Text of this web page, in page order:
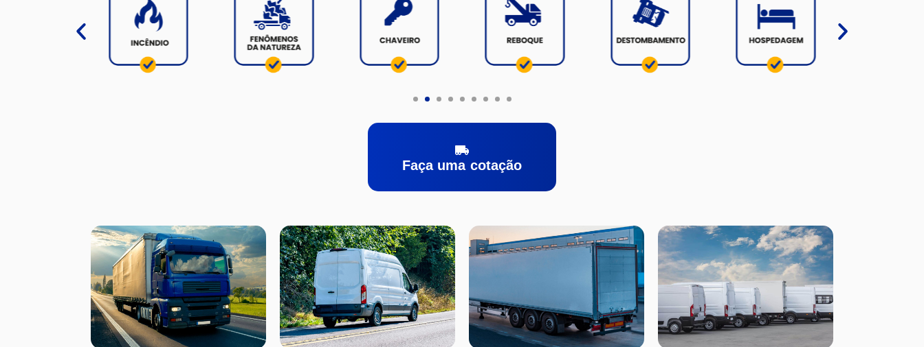
Faça uma cotação